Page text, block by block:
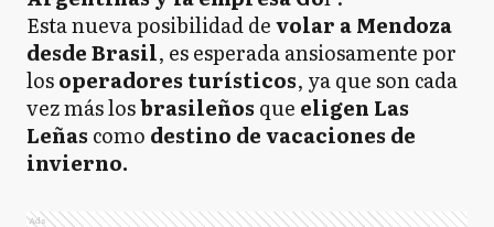
Esta nueva posibilidad devolar a Mendoza
desde Brasil, es esperada ansiosamente por
losoperadores turísticos, ya que son cada
vez más losbrasileños que eligen Las
Leñas como destino de vacaciones de
invierno.
Ads